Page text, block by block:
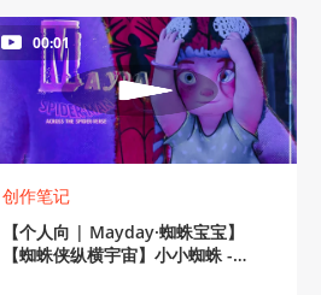
00:01
创作笔记
【个人向 | Mayday·蜘蛛宝宝】
【蜘蛛侠纵横宇宙】小小蜘蛛 -